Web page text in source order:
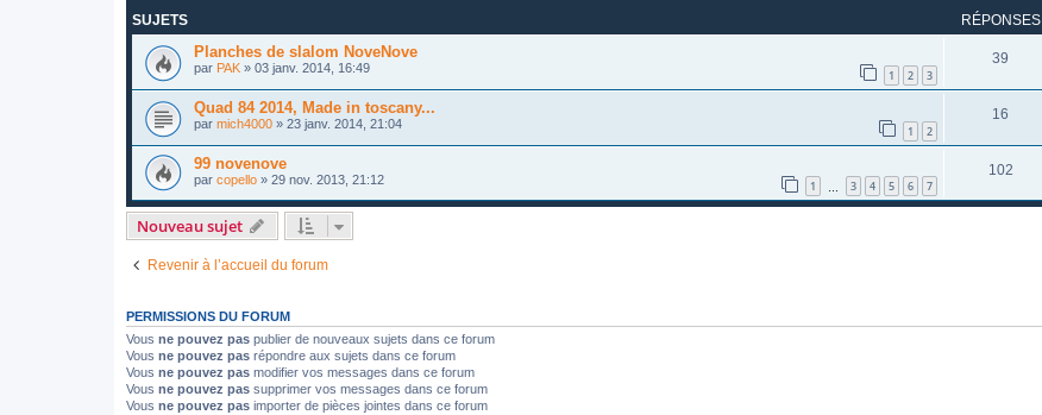
SUJETS RÉPONSES
Planches de slalom NoveNove
par PAK » 03 janv. 2014, 16:49 1 2 3
39
Quad 84 2014, Made in toscany...
par mich4000 » 23 janv. 2014, 21:04 1 2
16
99 novenove
par copello » 29 nov. 2013, 21:12 1 3 4 5 6 7
102
Nouveau sujet
Revenir à l’accueil du forum
PERMISSIONS DU FORUM
Vous ne pouvez pas publier de nouveaux sujets dans ce forum
Vous ne pouvez pas répondre aux sujets dans ce forum
Vous ne pouvez pas modifier vos messages dans ce forum
Vous ne pouvez pas supprimer vos messages dans ce forum
Vous ne pouvez pas importer de pièces jointes dans ce forum